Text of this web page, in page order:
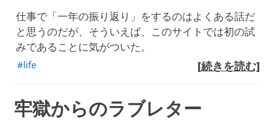
仕事で「一年の振り返り」をするのはよくある話だ
と思うのだが、そういえば、このサイトでは初の試
みであることに気がついた。
[続きを読む]
life
牢獄からのラブレター